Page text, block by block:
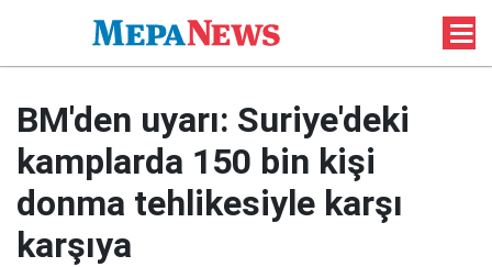
BM'den uyarı: Suriye'deki
kamplarda 150 bin kişi
donma tehlikesiyle karşı
karşıya